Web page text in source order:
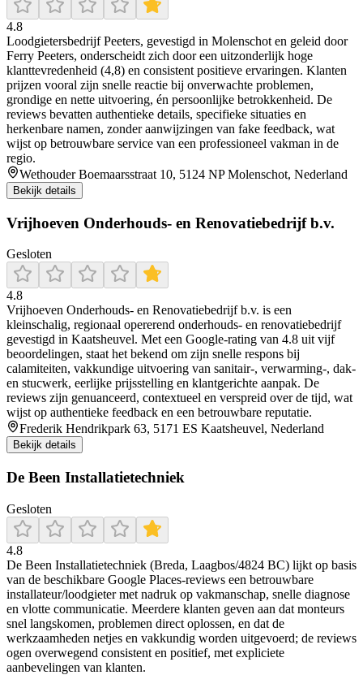
4.8
Loodgietersbedrijf Peeters, gevestigd in Molenschot en geleid door
Ferry Peeters, onderscheidt zich door een uitzonderlijk hoge
klanttevredenheid (4,8) en consistent positieve ervaringen. Klanten
prijzen vooral zijn snelle reactie bij onverwachte problemen,
grondige en nette uitvoering, én persoonlijke betrokkenheid. De
reviews bevatten authentieke details, specifieke situaties en
herkenbare namen, zonder aanwijzingen van fake feedback, wat
wijst op betrouwbare service van een professioneel vakman in de
regio.
Wethouder Boemaarsstraat 10, 5124 NP Molenschot, Nederland
Bekijk details
Vrijhoeven Onderhouds- en Renovatiebedrijf b.v.
Gesloten
4.8
Vrijhoeven Onderhouds- en Renovatiebedrijf b.v. is een
kleinschalig, regionaal opererend onderhouds- en renovatiebedrijf
gevestigd in Kaatsheuvel. Met een Google-rating van 4.8 uit vijf
beoordelingen, staat het bekend om zijn snelle respons bij
calamiteiten, vakkundige uitvoering van sanitair-, verwarming-, dak-
en stucwerk, eerlijke prijsstelling en klantgerichte aanpak. De
reviews zijn genuanceerd, contextueel en verspreid over de tijd, wat
wijst op authentieke feedback en een betrouwbare reputatie.
Frederik Hendrikpark 63, 5171 ES Kaatsheuvel, Nederland
Bekijk details
De Been Installatietechniek
Gesloten
4.8
De Been Installatietechniek (Breda, Laagbos/4824 BC) lijkt op basis
van de beschikbare Google Places-reviews een betrouwbare
installateur/loodgieter met nadruk op vakmanschap, snelle diagnose
en vlotte communicatie. Meerdere klanten geven aan dat monteurs
snel langskomen, problemen direct oplossen, en dat de
werkzaamheden netjes en vakkundig worden uitgevoerd; de reviews
ogen overwegend consistent en positief, met expliciete
aanbevelingen van klanten.